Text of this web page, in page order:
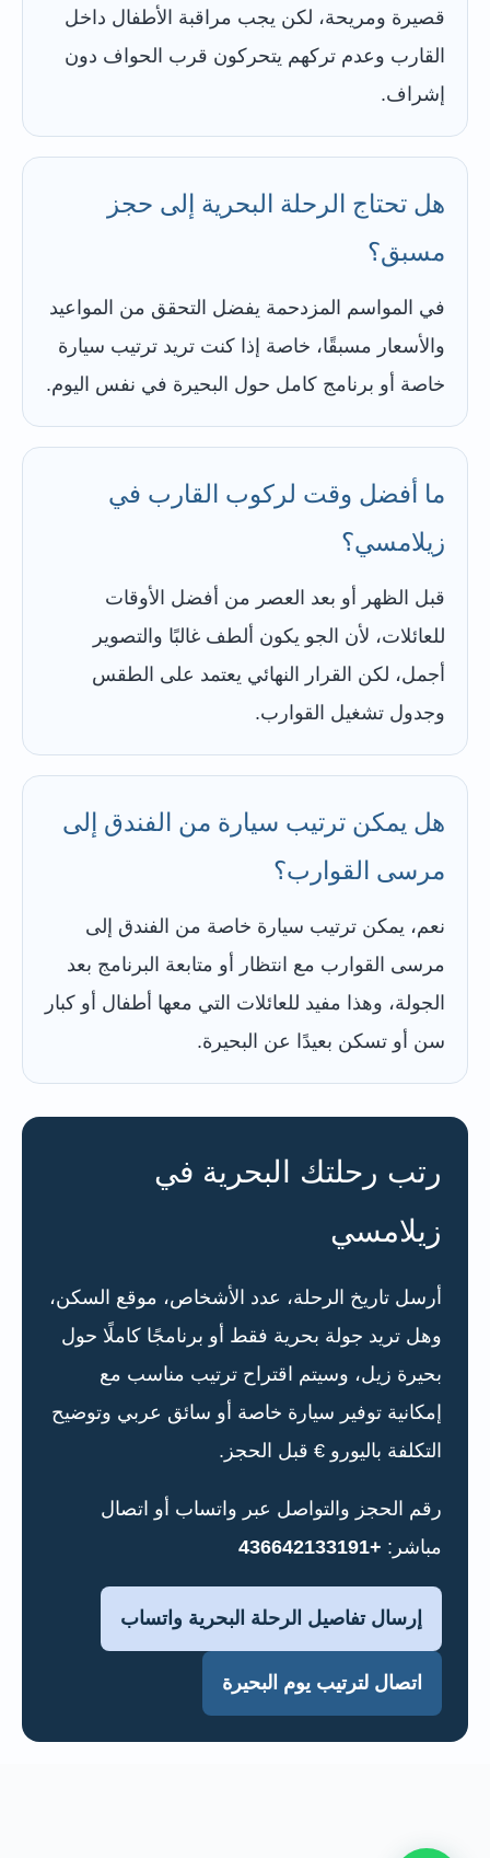
قصيرة ومريحة، لكن يجب مراقبة الأطفال داخل
القارب وعدم تركهم يتحركون قرب الحواف دون
إشراف.
هل تحتاج الرحلة البحرية إلى حجز
مسبق؟
في المواسم المزدحمة يفضل التحقق من المواعيد
والأسعار مسبقًا، خاصة إذا كنت تريد ترتيب سيارة
خاصة أو برنامج كامل حول البحيرة في نفس اليوم.
ما أفضل وقت لركوب القارب في
زيلامسي؟
قبل الظهر أو بعد العصر من أفضل الأوقات
للعائلات، لأن الجو يكون ألطف غالبًا والتصوير
أجمل، لكن القرار النهائي يعتمد على الطقس
وجدول تشغيل القوارب.
هل يمكن ترتيب سيارة من الفندق إلى
مرسى القوارب؟
نعم، يمكن ترتيب سيارة خاصة من الفندق إلى
مرسى القوارب مع انتظار أو متابعة البرنامج بعد
الجولة، وهذا مفيد للعائلات التي معها أطفال أو كبار
سن أو تسكن بعيدًا عن البحيرة.
رتب رحلتك البحرية في
زيلامسي
أرسل تاريخ الرحلة، عدد الأشخاص، موقع السكن،
وهل تريد جولة بحرية فقط أو برنامجًا كاملًا حول
بحيرة زيل، وسيتم اقتراح ترتيب مناسب مع
إمكانية توفير سيارة خاصة أو سائق عربي وتوضيح
التكلفة باليورو € قبل الحجز.
رقم الحجز والتواصل عبر واتساب أو اتصال
مباشر: +436642133191
إرسال تفاصيل الرحلة البحرية واتساب
اتصال لترتيب يوم البحيرة